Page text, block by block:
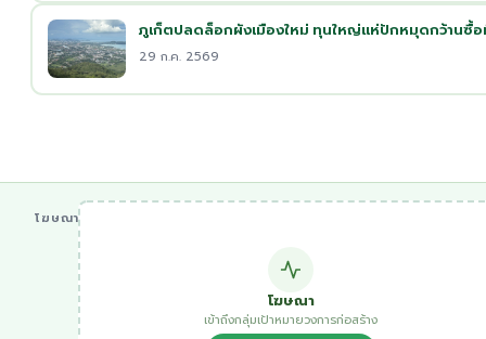
ภูเก็ตปลดล็อกผังเมืองใหม่ ทุนใหญ่แห่ปักหมุดกว้านซื้
29 ก.ค. 2569
โฆษณา
โฆษณา
เข้าถึงกลุ่มเป้าหมายวงการก่อสร้าง